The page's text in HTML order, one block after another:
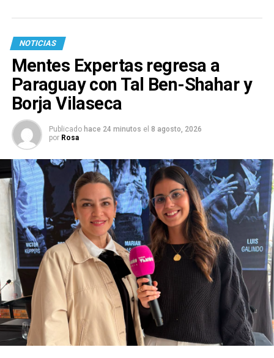
NOTICIAS
Mentes Expertas regresa a
Paraguay con Tal Ben-Shahar y
Borja Vilaseca
Publicado hace 24 minutos el 8 agosto, 2026
por Rosa